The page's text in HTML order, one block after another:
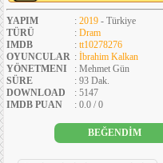
YAPIM : 2019 - Türkiye
TÜRÜ
: Dram
IMDB
: tt10278276
OYUNCULAR : İbrahim Kalkan
YÖNETMENI
: Mehmet Gün
SÜRE
: 93 Dak.
DOWNLOAD
: 5147
IMDB PUAN
: 0.0 / 0
BEĞENDİM